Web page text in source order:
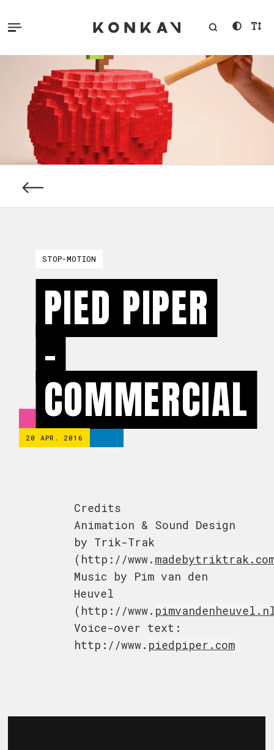
STOP-MOTION
PIED PIPER
-
COMMERCIAL
20 APR. 2016
Credits
Animation & Sound Design
by Trik-Trak
(http://www.
Music by Pim van den
Heuvel
(http://www.
Voice-over text:
http://www. piedpiper.com